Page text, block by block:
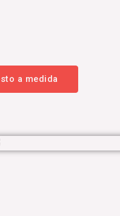
a medida